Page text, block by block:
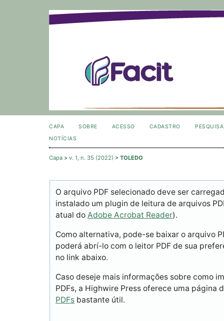
CAPA SOBRE ACESSO CADASTRO
PESQUISA
NOTÍCIAS
Capa > v. 1, n. 35 (2022) > TOLEDO
O arquivo PDF selecionado deve ser
instalado um plugin de leitura de arquivos
atual do Adobe Acrobat Reader).
Como alternativa, pode-se baixar o arquivo
poderá abrí-lo com o leitor PDF de sua
no link abaixo.
Caso deseje mais informações sobre como
PDFs, a Highwire Press oferece uma página
PDFs bastante útil.